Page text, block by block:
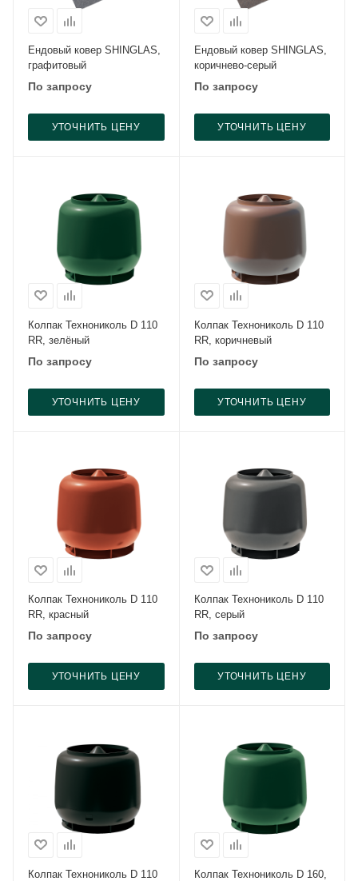
Ендовый ковер SHINGLAS,
графитовый
По запросу
УТОЧНИТЬ ЦЕНУ
Ендовый ковер SHINGLAS,
коричнево-серый
По запросу
УТОЧНИТЬ ЦЕНУ
Колпак Технониколь D 110
RR, зелёный
По запросу
УТОЧНИТЬ ЦЕНУ
Колпак Технониколь D 110
RR, коричневый
По запросу
УТОЧНИТЬ ЦЕНУ
Колпак Технониколь D 110
RR, красный
По запросу
УТОЧНИТЬ ЦЕНУ
Колпак Технониколь D 110
RR, серый
По запросу
УТОЧНИТЬ ЦЕНУ
Колпак Технониколь D 110
Колпак Технониколь D 160,